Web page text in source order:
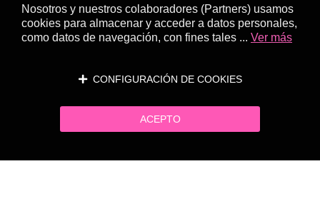
Nosotros y nuestros colaboradores (Partners) usamos
cookies para almacenar y acceder a datos personales,
como datos de navegación, con fines tales ... Ver más
CONFIGURACIÓN DE COOKIES
ACEPTO